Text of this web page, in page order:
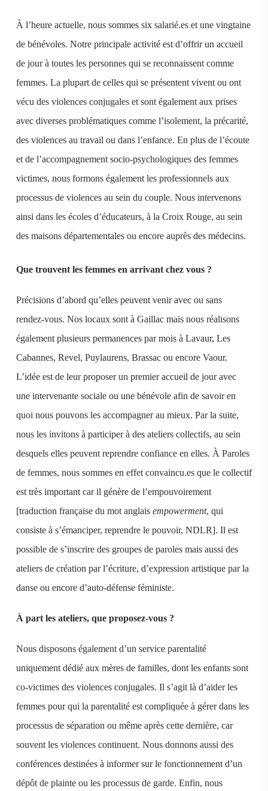
À l’heure actuelle, nous sommes six salarié.es et une vingtaine
de bénévoles. Notre principale activité est d’offrir un accueil
de jour à toutes les personnes qui se reconnaissent comme
femmes. La plupart de celles qui se présentent vivent ou ont
vécu des violences conjugales et sont également aux prises
avec diverses problématiques comme l’isolement, la précarité,
des violences au travail ou dans l’enfance. En plus de l’écoute
et de l’accompagnement socio-psychologiques des femmes
victimes, nous formons également les professionnels aux
processus de violences au sein du couple. Nous intervenons
ainsi dans les écoles d’éducateurs, à la Croix Rouge, au sein
des maisons départementales ou encore auprès des médecins.
Que trouvent les femmes en arrivant chez vous ?
Précisions d’abord qu’elles peuvent venir avec ou sans
rendez-vous. Nos locaux sont à Gaillac mais nous réalisons
également plusieurs permanences par mois à Lavaur, Les
Cabannes, Revel, Puylaurens, Brassac ou encore Vaour.
L’idée est de leur proposer un premier accueil de jour avec
une intervenante sociale ou une bénévole afin de savoir en
quoi nous pouvons les accompagner au mieux. Par la suite,
nous les invitons à participer à des ateliers collectifs, au sein
desquels elles peuvent reprendre confiance en elles. À Paroles
de femmes, nous sommes en effet convaincu.es que le collectif
est très important car il génère de l’empouvoirement
[traduction française du mot anglais empowerment, qui
consiste à s’émanciper, reprendre le pouvoir, NDLR]. Il est
possible de s’inscrire des groupes de paroles mais aussi des
ateliers de création par l’écriture, d’expression artistique par la
danse ou encore d’auto-défense féministe.
À part les ateliers, que proposez-vous ?
Nous disposons également d’un service parentalité
uniquement dédié aux mères de familles, dont les enfants sont
co-victimes des violences conjugales. Il s’agit là d’aider les
femmes pour qui la parentalité est compliquée à gérer dans les
processus de séparation ou même après cette dernière, car
souvent les violences continuent. Nous donnons aussi des
conférences destinées à informer sur le fonctionnement d’un
dépôt de plainte ou les processus de garde. Enfin, nous